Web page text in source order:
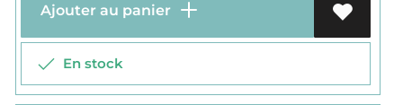
Ajouter au panier
En stock